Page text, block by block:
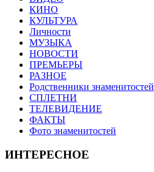
КИНО
КУЛЬТУРА
Личности
МУЗЫКА
НОВОСТИ
ПРЕМЬЕРЫ
РАЗНОЕ
Родственники знаменитостей
СПЛЕТНИ
ТЕЛЕВИДЕНИЕ
ФАКТЫ
Фото знаменитостей
ИНТЕРЕСНОЕ